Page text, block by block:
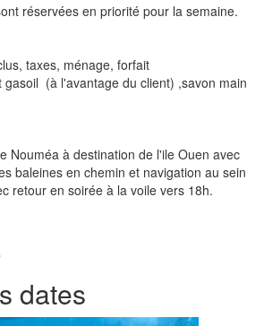
réservées en priorité pour la semaine.
taxes, ménage, forfait
gasoil (à l'avantage du client) ,savon main
Nouméa à destination de l'ile Ouen avec
baleines en chemin et navigation au sein
retour en soirée à la voile vers 18h.
dates